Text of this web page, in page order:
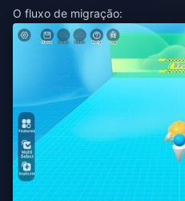
O fluxo de migração: